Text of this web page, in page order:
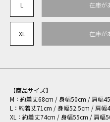
L 在庫が
XL 在庫が
【商品サイズ】
M：約着丈68cm / 身幅50cm / 肩幅
L：約着丈71cm / 身幅52.5cm / 肩幅
XL：約着丈74cm / 身幅55cm / 肩幅